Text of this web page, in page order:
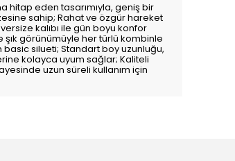
hitap eden tasarımıyla, geniş bir
sahip; Rahat ve özgür hareket
kalıbı ile gün boyu konfor
şık görünümüyle her türlü kombinle
silueti; Standart boy uzunluğu,
kolayca uyum sağlar; Kaliteli
uzun süreli kullanım için